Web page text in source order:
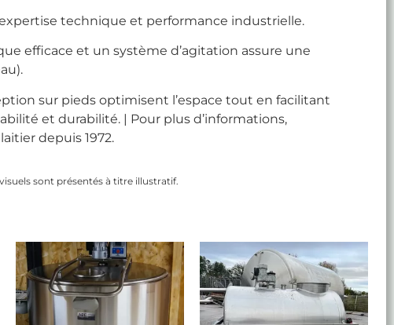
technique et performance industrielle.
efficace et un système d’agitation assure une
sur pieds optimisent l’espace tout en facilitant
et durabilité. | Pour plus d’informations,
depuis 1972.
sont présentés à titre illustratif.